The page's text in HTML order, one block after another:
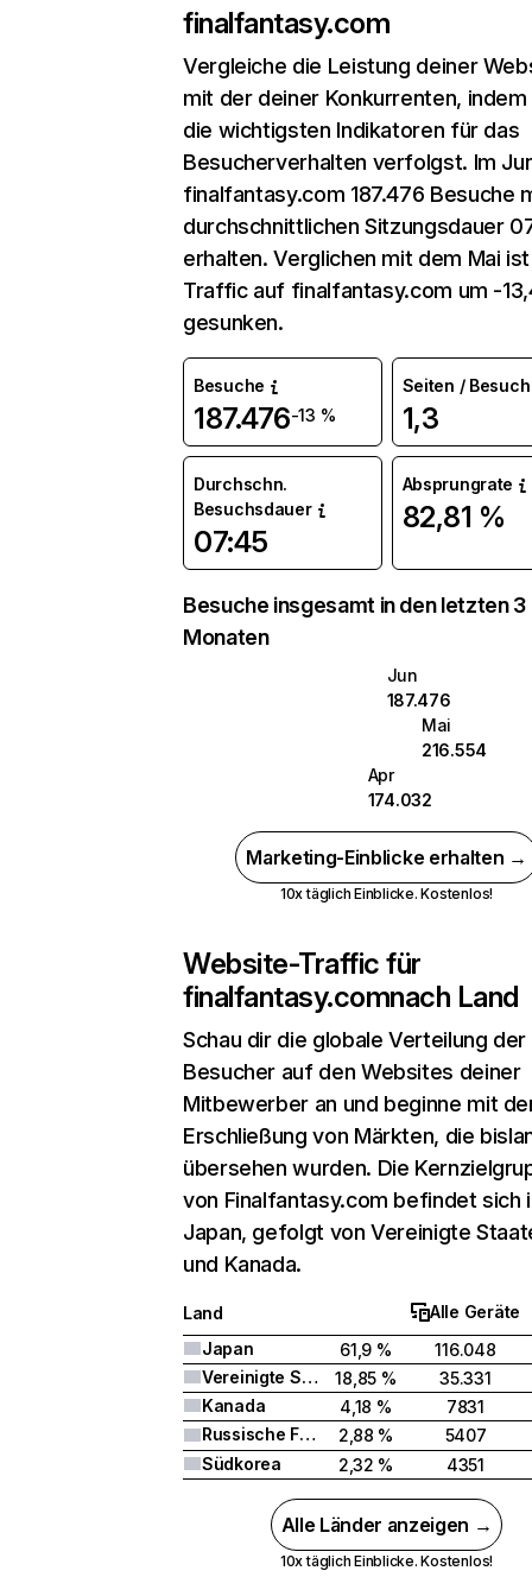
finalfantasy.com
Vergleiche die Leistung deiner
mit der deiner Konkurrenten, indem
die wichtigsten Indikatoren für das
Besucherverhalten verfolgst. Im
finalfantasy.com 187.476 Besuche
durchschnittlichen Sitzungsdauer
erhalten. Verglichen mit dem Mai
Traffic auf finalfantasy.com um -
gesunken.
Besuche
187.476-13 %
Seiten / Besuch
1,3
Durchschn.
Besuchsdauer
07:45
Absprungrate
82,81 %
Besuche insgesamt in den letzten 3
Monaten
Jun
187.476
Mai
216.554
Apr
174.032
Marketing-Einblicke erhalten →
10x täglich Einblicke. Kostenlos!
Website-Traffic für
finalfantasy.comnach Land
Schau dir die globale Verteilung der
Besucher auf den Websites deiner
Mitbewerber an und beginne mit
Erschließung von Märkten, die
übersehen wurden. Die
von Finalfantasy.com befindet sich
Japan, gefolgt von Vereinigte
und Kanada.
Land
Alle Geräte
Japan
61,9 %
116.048
Vereinigte Staaten
18,85 %
35.331
Kanada
4,18 %
7831
Russische Föderation
2,88 %
5407
Südkorea
2,32 % 4351
Alle Länder anzeigen →
10x täglich Einblicke. Kostenlos!